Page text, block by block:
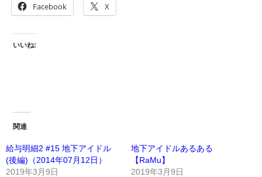
Facebook X
いいね:
関連
給与明細2 #15 地下アイドル
(後編)（2014年07月12日）
2019年3月9日
地下アイドルあるある
【RaMu】
2019年3月9日